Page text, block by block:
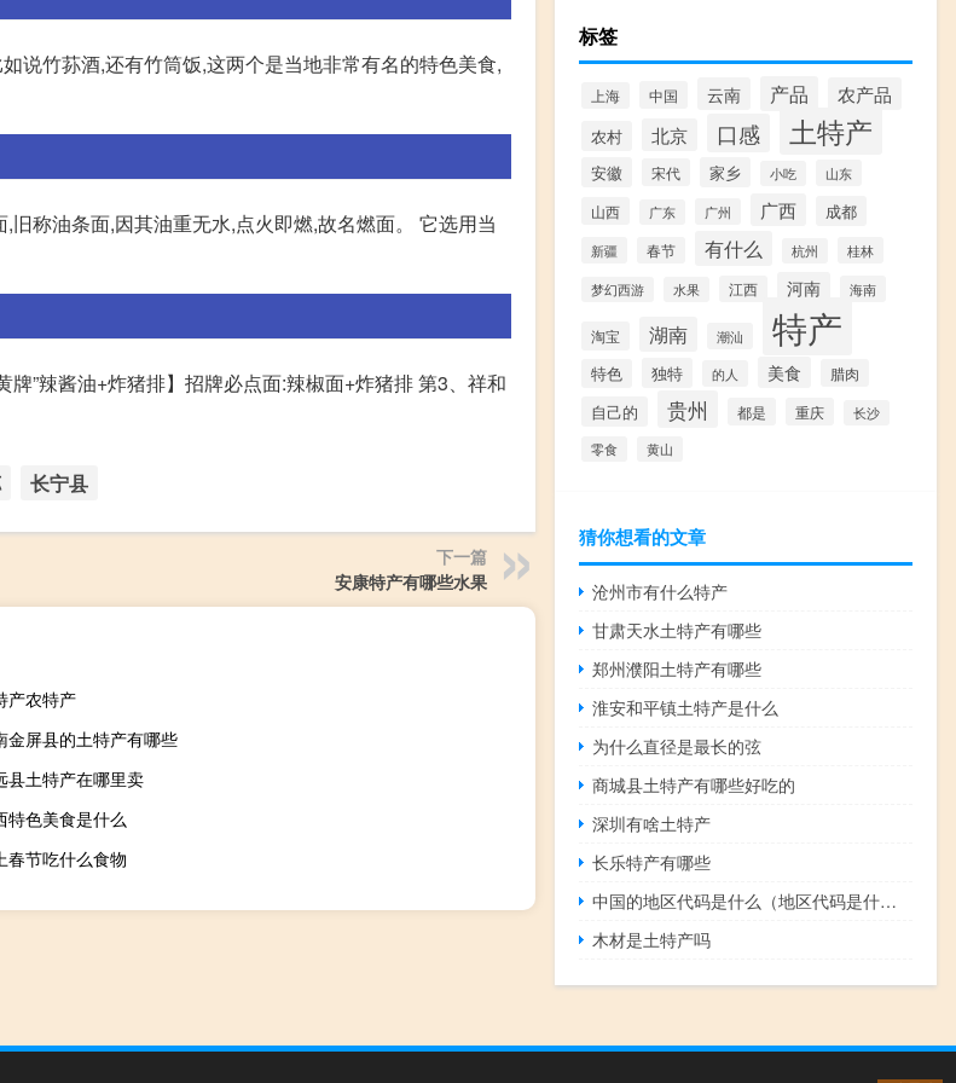
说竹荪酒,还有竹筒饭,这两个是当地非常有名的特色美食,
称油条面,因其油重无水,点火即燃,故名燃面。 它选用当
”辣酱油+炸猪排】招牌必点面:辣椒面+炸猪排 第3、祥和
长宁县
下一篇
安康特产有哪些水果
产农特产
金屏县的土特产有哪些
县土特产在哪里卖
特色美食是什么
春节吃什么食物
标签
上海 中国 云南 产品 农产品
农村 北京 口感 土特产
安徽 宋代 家乡 小吃 山东
山西 广东 广州 广西 成都
新疆 春节 有什么 杭州 桂林
梦幻西游 水果 江西 河南 海南
淘宝 湖南 潮汕 特产
特色 独特 的人 美食 腊肉
自己的 贵州 都是 重庆
长沙
零食
黄山
猜你想看的文章
沧州市有什么特产
甘肃天水土特产有哪些
郑州濮阳土特产有哪些
淮安和平镇土特产是什么
为什么直径是最长的弦
商城县土特产有哪些好吃的
深圳有啥土特产
长乐特产有哪些
中国的地区代码是什么（地区代码是什么）
木材是土特产吗